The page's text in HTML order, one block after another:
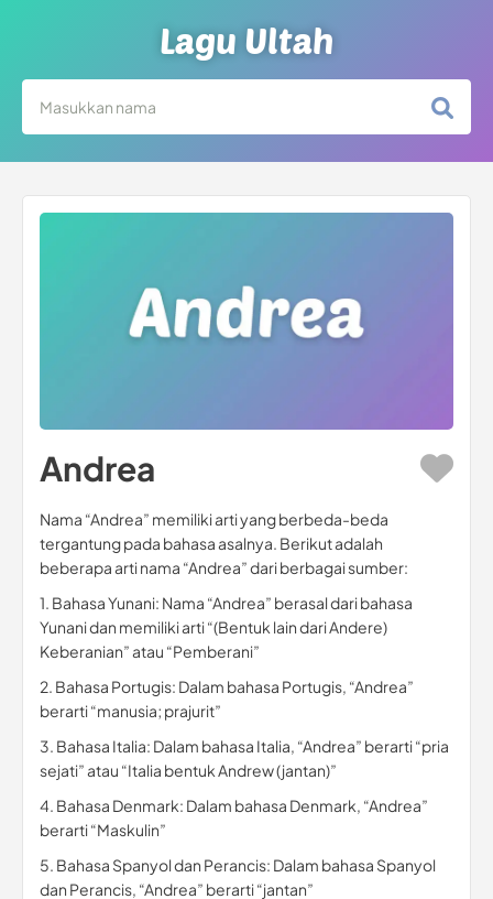
Lagu Ultah
Andrea
Nama “Andrea” memiliki arti yang berbeda-beda
tergantung pada bahasa asalnya. Berikut adalah
beberapa arti nama “Andrea” dari berbagai sumber:
1. Bahasa Yunani: Nama “Andrea” berasal dari bahasa
Yunani dan memiliki arti “(Bentuk lain dari Andere)
Keberanian” atau “Pemberani”
2. Bahasa Portugis: Dalam bahasa Portugis, “Andrea”
berarti “manusia; prajurit”
3. Bahasa Italia: Dalam bahasa Italia, “Andrea” berarti “pria
sejati” atau “Italia bentuk Andrew (jantan)”
4. Bahasa Denmark: Dalam bahasa Denmark, “Andrea”
berarti “Maskulin”
5. Bahasa Spanyol dan Perancis: Dalam bahasa Spanyol
dan Perancis, “Andrea” berarti “jantan”